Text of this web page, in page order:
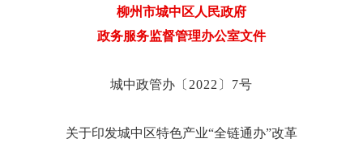
柳州市城中区人民政府
政务服务监督管理办公室文件
城中政管办 〔 2022 〕 7号
关于印发城中区特色产业“全链通办”改革